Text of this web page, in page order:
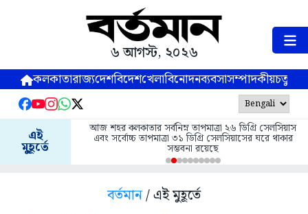
৬ আগস্ট, ২০২৬
কলকাতারাজ্যদেশবিদেশখেলাবিনোদনব্যবসাসম্পাদকীয়
এই
মুহূর্তে
আজ শহর কলকাতার সর্বনিম্ন তাপমাত্রা ২৬ ডিগ্রি সেলসিয়াস
এবং সর্বোচ্চ তাপমাত্রা ৩১ ডিগ্রি সেলসিয়াসের ঘরে থাকার
সম্ভবনা রয়েছে
বর্তমান/ এই মুহূর্তে